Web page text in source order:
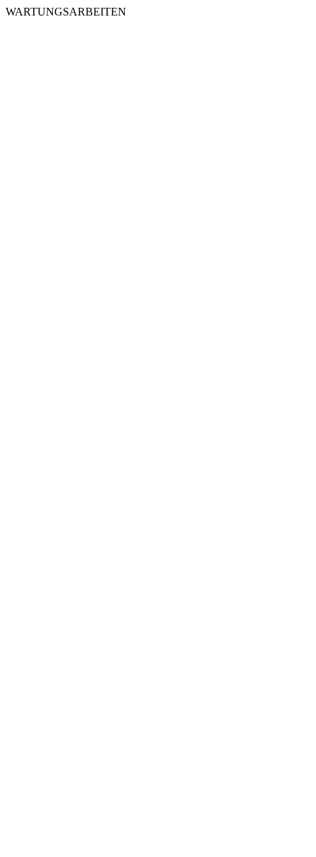
WARTUNGSARBEITEN